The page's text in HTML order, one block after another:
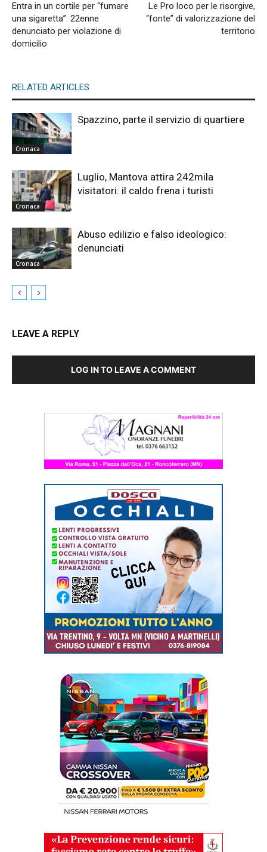
Entra in un cortile per “fumare
una sigaretta”: 22enne
denunciato per violazione di
domicilio
Le Pro loco per le risorgive,
“fonte” di valorizzazione del
territorio
RELATED ARTICLES
Cronaca
Spazzino, parte il servizio di quartiere
Cronaca
Luglio, Mantova attira 242mila
visitatori: il caldo frena i turisti
Cronaca
Abuso edilizio e falso ideologico:
denunciati
LEAVE A REPLY
LOG IN TO LEAVE A COMMENT